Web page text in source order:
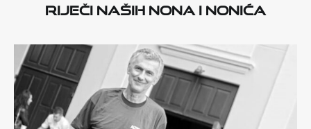
riječi naših nona i nonića